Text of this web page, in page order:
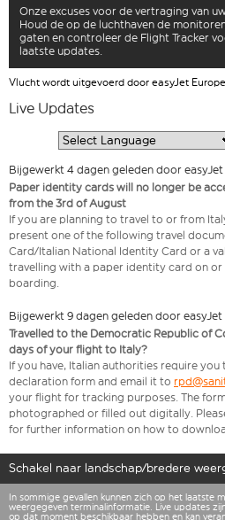
Onze excuses voor de vertraging van
Houd de op de luchthaven de
gaten en controleer de Flight Tracker
laatste updates.
Vlucht wordt uitgevoerd door easyJet Europe
Live Updates
Bijgewerkt 4 dagen geleden door
Paper identity cards will no longer be
from the 3rd of August
If you are planning to travel to or from
present one of the following travel
Card/Italian National Identity Card or a
travelling with a paper identity card on
boarding.
Bijgewerkt 9 dagen geleden door
Travelled to the Democratic Republic of
days of your flight to Italy?
If you have, Italian authorities require
declaration form and email it to
your flight for tracking purposes. The
photographed or filled out digitally.
for further information on how to
Schakel naar landschap/bredere
In sommige gevallen kunnen zich op het laatste
weergegeven terminalinformatie. Live updates
op dat moment beschikbaar hebben en kan